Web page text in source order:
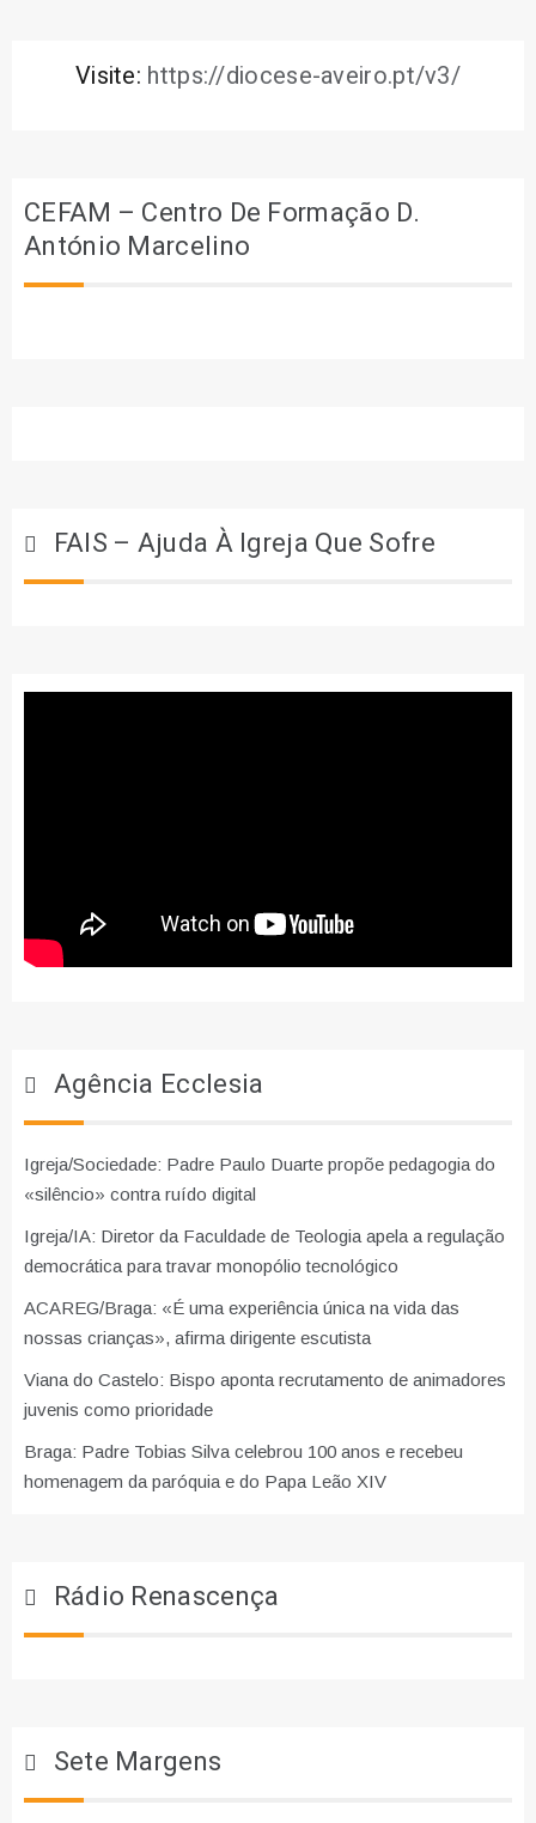
Visite: https://diocese-aveiro.pt/v3/
CEFAM – Centro De Formação D.
António Marcelino
FAIS – Ajuda À Igreja Que Sofre
Agência Ecclesia
Igreja/Sociedade: Padre Paulo Duarte propõe pedagogia do
«silêncio» contra ruído digital
Igreja/IA: Diretor da Faculdade de Teologia apela a regulação
democrática para travar monopólio tecnológico
ACAREG/Braga: «É uma experiência única na vida das
nossas crianças», afirma dirigente escutista
Viana do Castelo: Bispo aponta recrutamento de animadores
juvenis como prioridade
Braga: Padre Tobias Silva celebrou 100 anos e recebeu
homenagem da paróquia e do Papa Leão XIV
Rádio Renascença
Sete Margens